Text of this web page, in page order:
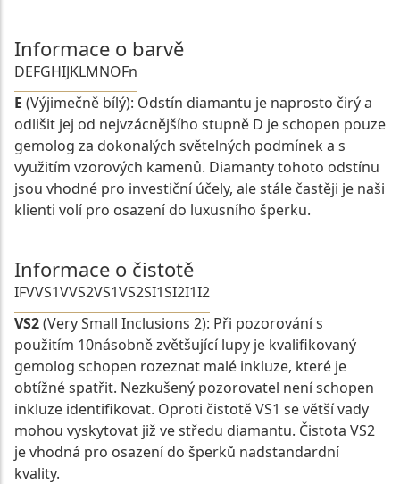
Informace o barvě
DEFGHIJKLMNOFn
E (Výjimečně bílý): Odstín diamantu je naprosto čirý a
odlišit jej od nejvzácnějšího stupně D je schopen pouze
gemolog za dokonalých světelných podmínek a s
využitím vzorových kamenů. Diamanty tohoto odstínu
jsou vhodné pro investiční účely, ale stále častěji je naši
klienti volí pro osazení do luxusního šperku.
Informace o čistotě
IFVVS1VVS2VS1VS2SI1SI2I1I2
VS2(Very Small Inclusions 2): Při pozorování s
použitím 10násobně zvětšující lupy je kvalifikovaný
gemolog schopen rozeznat malé inkluze, které je
obtížné spatřit. Nezkušený pozorovatel není schopen
inkluze identifikovat. Oproti čistotě VS1 se větší vady
mohou vyskytovat již ve středu diamantu. Čistota VS2
je vhodná pro osazení do šperků nadstandardní
kvality.